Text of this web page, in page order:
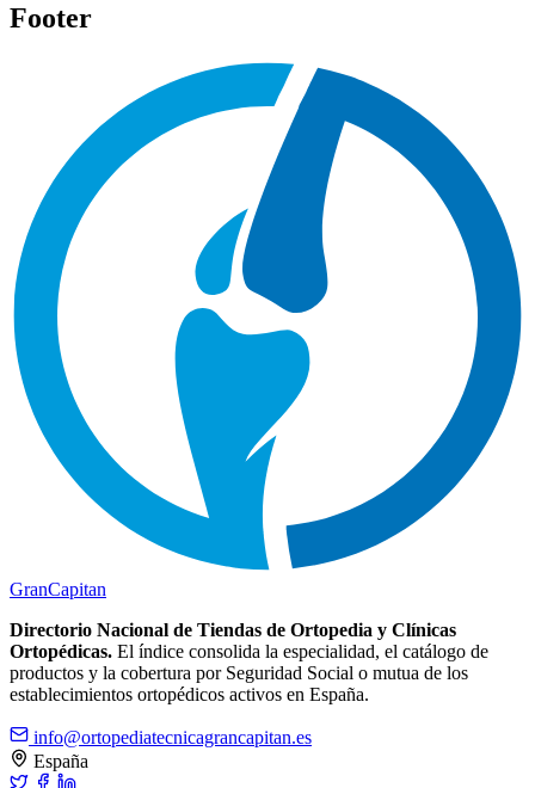
Footer
GranCapitan
Directorio Nacional de Tiendas de Ortopedia y Clínicas
Ortopédicas. El índice consolida la especialidad, el catálogo de
productos y la cobertura por Seguridad Social o mutua de los
establecimientos ortopédicos activos en España.
info@ortopediatecnicagrancapitan.es
España